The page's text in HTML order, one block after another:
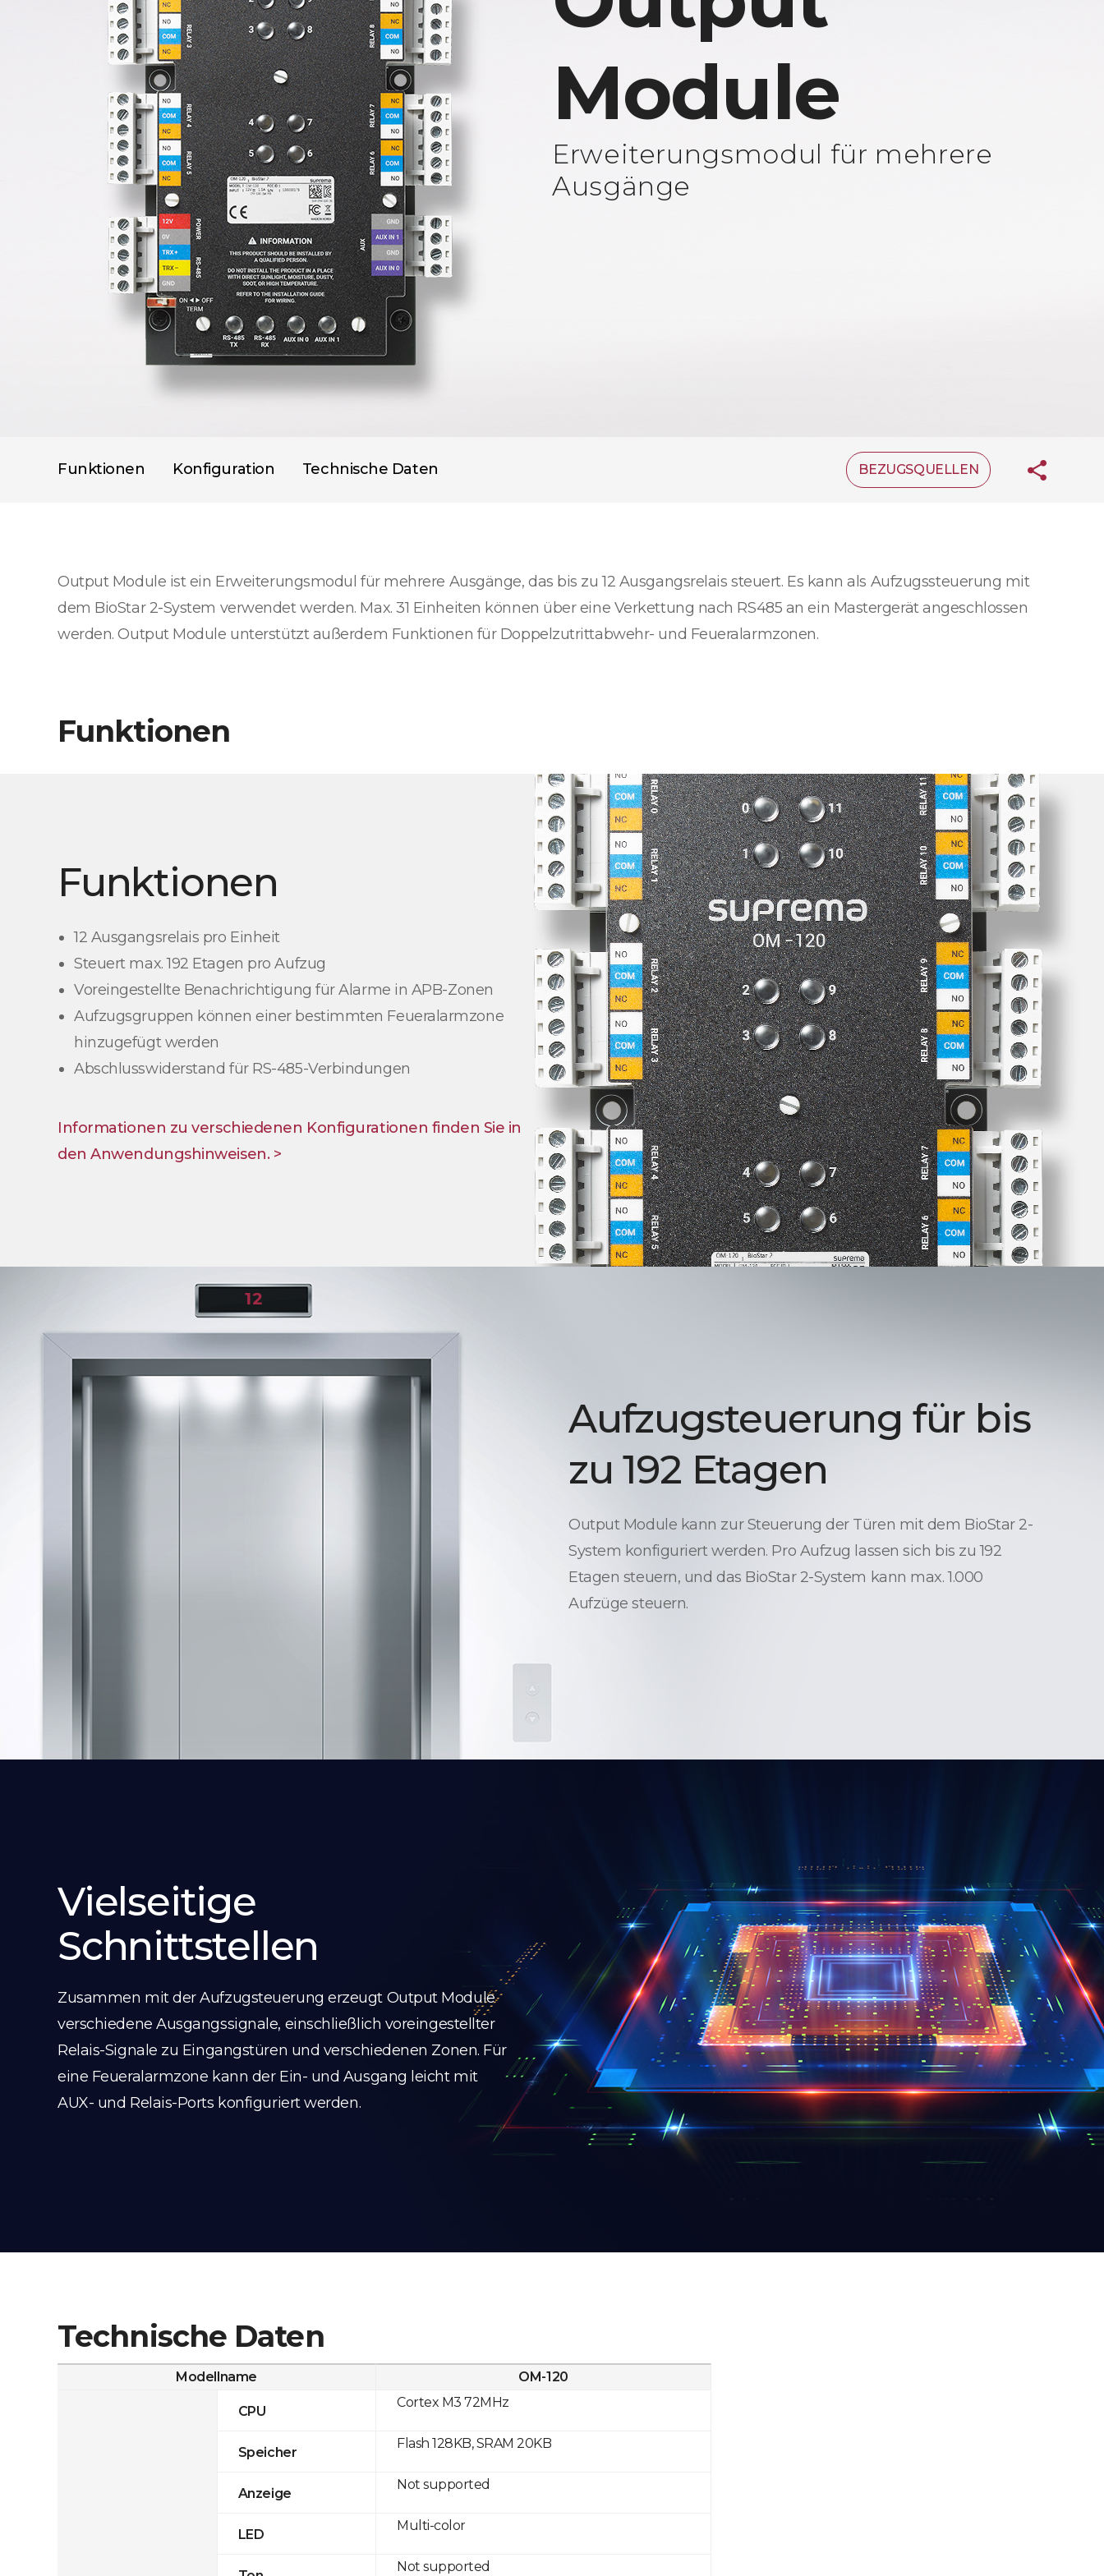
Module
Erweiterungsmodul für mehrere
Ausgänge
Funktionen Konfiguration Technische Daten BEZUGSQUELLEN
Output Module ist ein Erweiterungsmodul für mehrere Ausgänge, das bis zu 12 Ausgangsrelais steuert. Es kann als Aufzugssteuerung mit
dem BioStar 2-System verwendet werden. Max. 31 Einheiten können über eine Verkettung nach RS485 an ein Mastergerät angeschlossen
werden. Output Module unterstützt außerdem Funktionen für Doppelzutrittabwehr- und Feueralarmzonen.
Funktionen
Funktionen
12 Ausgangsrelais pro Einheit
Steuert max. 192 Etagen pro Aufzug
Voreingestellte Benachrichtigung für Alarme in APB-Zonen
Aufzugsgruppen können einer bestimmten Feueralarmzone
hinzugefügt werden
Abschlusswiderstand für RS-485-Verbindungen
Informationen zu verschiedenen Konfigurationen finden Sie in
den Anwendungshinweisen. >
Aufzugsteuerung für bis
zu 192 Etagen
Output Module kann zur Steuerung der Türen mit dem BioStar 2-
System konfiguriert werden. Pro Aufzug lassen sich bis zu 192
Etagen steuern, und das BioStar 2-System kann max. 1.000
Aufzüge steuern.
Vielseitige
Schnittstellen
Zusammen mit der Aufzugsteuerung erzeugt Output Module
verschiedene Ausgangssignale, einschließlich voreingestellter
Relais-Signale zu Eingangstüren und verschiedenen Zonen. Für
eine Feueralarmzone kann der Ein- und Ausgang leicht mit
AUX- und Relais-Ports konfiguriert werden.
Technische Daten
Modellname
CPU
Speicher
Anzeige
LED
OM-120
Cortex M3 72MHz
Flash 128KB, SRAM 20KB
Not supported
Multi-color
Not supported